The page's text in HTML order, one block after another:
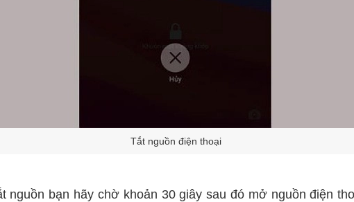
Tắt nguồn điện thoại
nguồn bạn hãy chờ khoản 30 giây sau đó mở nguồn điện